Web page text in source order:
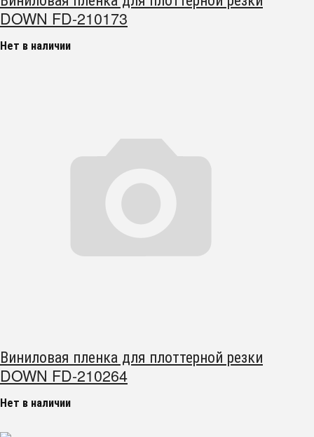
DOWN FD-210173
Нет в наличии
Виниловая пленка для плоттерной резки
DOWN FD-210264
Нет в наличии